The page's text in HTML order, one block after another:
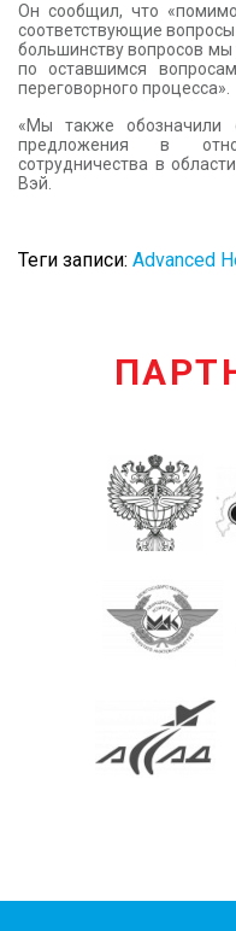
Он сообщил, что
соответствующие
большинству вопросов мы
по оставшимся
переговорного процесса».
«Мы также обозначили
предложения в
сотрудничества в
Вэй.
Теги записи: Advanced